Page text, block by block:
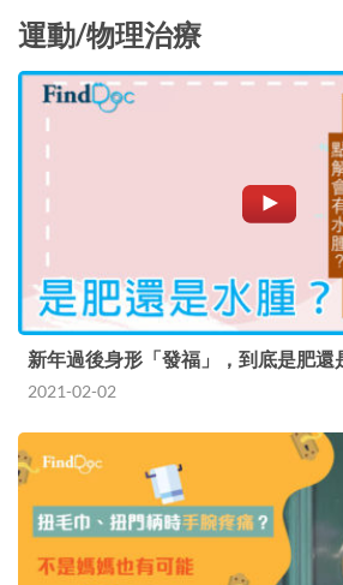
運動/物理治療
新年過後身形「發福」，到底是肥還
2021-02-02